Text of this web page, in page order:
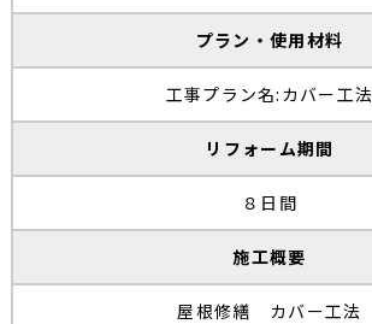
プラン・使用材料
工事プラン名:カバー工法
リフォーム期間
８日間
施工概要
屋根修繕 カバー工法